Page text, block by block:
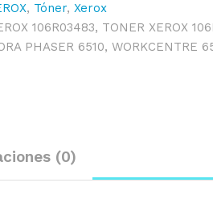
, Tóner,Xerox
106R03483, TONER XEROX
PHASER 6510,WORKCENTRE
(0)